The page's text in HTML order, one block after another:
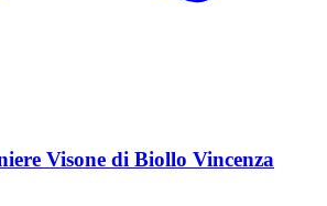
Visone di Biollo Vincenza